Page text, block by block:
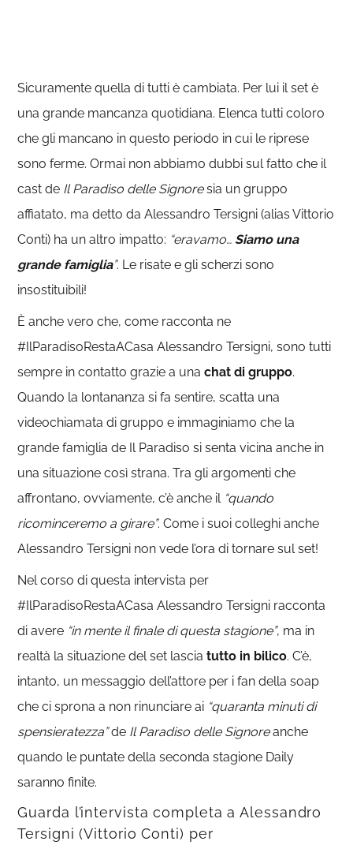
Sicuramente quella di tutti è cambiata. Per lui il set è
una grande mancanza quotidiana. Elenca tutti coloro
che gli mancano in questo periodo in cui le riprese
sono ferme. Ormai non abbiamo dubbi sul fatto che il
cast de Il Paradiso delle Signoresia un gruppo
affiatato, ma detto da Alessandro Tersigni (alias Vittorio
Conti) ha un altro impatto: “eravamo… Siamo una
grande famiglia”. Le risate e gli scherzi sono
insostituibili!
È anche vero che, come racconta ne
#IlParadisoRestaACasa Alessandro Tersigni, sono tutti
sempre in contatto grazie a unachat di gruppo.
Quando la lontananza si fa sentire, scatta una
videochiamata di gruppo e immaginiamo che la
grande famiglia de Il Paradiso si senta vicina anche in
una situazione così strana. Tra gli argomenti che
affrontano, ovviamente, c’è anche il “quando
ricominceremo a girare”. Come i suoi colleghi anche
Alessandro Tersigni non vede l’ora di tornare sul set!
Nel corso di questa intervista per
#IlParadisoRestaACasa Alessandro Tersigni racconta
di avere “in mente il finale di questa stagione”, ma in
realtà la situazione del set lasciatutto in bilico. C’è,
intanto, un messaggio dell’attore per i fan della soap
che ci sprona a non rinunciare ai “quaranta minuti di
spensieratezza”de Il Paradiso delle Signoreanche
quando le puntate della seconda stagione Daily
saranno finite.
Guarda l’intervista completa a Alessandro
Tersigni (Vittorio Conti) per